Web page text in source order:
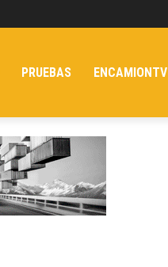
PRUEBAS ENCAMIONTV